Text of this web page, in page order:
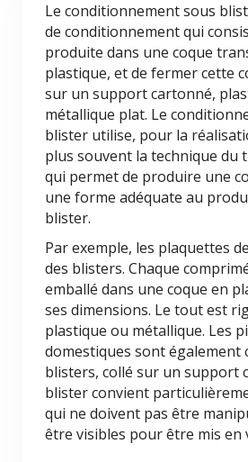
Le conditionnement sous
de conditionnement qui
produite dans une coque
plastique, et de fermer cette
sur un support cartonné,
métallique plat. Le
blister utilise, pour la
plus souvent la technique du
qui permet de produire une
une forme adéquate au
blister.
Par exemple, les plaquettes
des blisters. Chaque
emballé dans une coque en
ses dimensions. Le tout est
plastique ou métallique. Les
domestiques sont également
blisters, collé sur un support
blister convient
qui ne doivent pas être
être visibles pour être mis en